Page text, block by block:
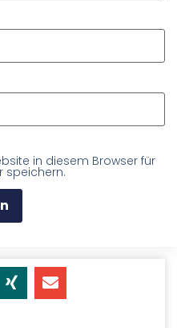
in diesem Browser für
speichern.